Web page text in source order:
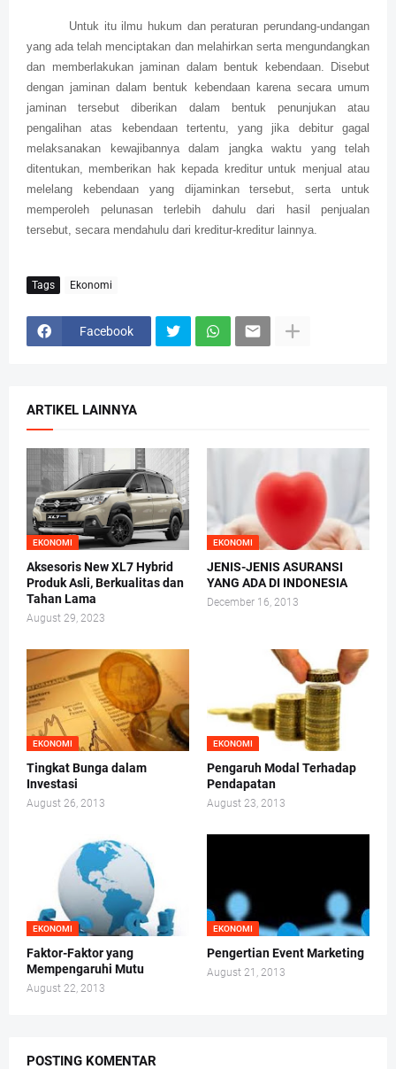
Untuk itu ilmu hukum dan peraturan perundang-undangan
yang ada telah menciptakan dan melahirkan serta mengundangkan
dan memberlakukan jaminan dalam bentuk kebendaan. Disebut
dengan jaminan dalam bentuk kebendaan karena secara umum
jaminan tersebut diberikan dalam bentuk penunjukan atau
pengalihan atas kebendaan tertentu, yang jika debitur gagal
melaksanakan kewajibannya dalam jangka waktu yang telah
ditentukan, memberikan hak kepada kreditur untuk menjual atau
melelang kebendaan yang dijaminkan tersebut, serta untuk
memperoleh pelunasan terlebih dahulu dari hasil penjualan
tersebut, secara mendahulu dari kreditur-kreditur lainnya.
Tags Ekonomi
Facebook
ARTIKEL LAINNYA
EKONOMI
Aksesoris New XL7 Hybrid
Produk Asli, Berkualitas dan
Tahan Lama
August 29, 2023
EKONOMI
JENIS-JENIS ASURANSI
YANG ADA DI INDONESIA
December 16, 2013
EKONOMI
Tingkat Bunga dalam
Investasi
August 26, 2013
EKONOMI
Pengaruh Modal Terhadap
Pendapatan
August 23, 2013
EKONOMI
Faktor-Faktor yang
Mempengaruhi Mutu
August 22, 2013
EKONOMI
Pengertian Event Marketing
August 21, 2013
POSTING KOMENTAR